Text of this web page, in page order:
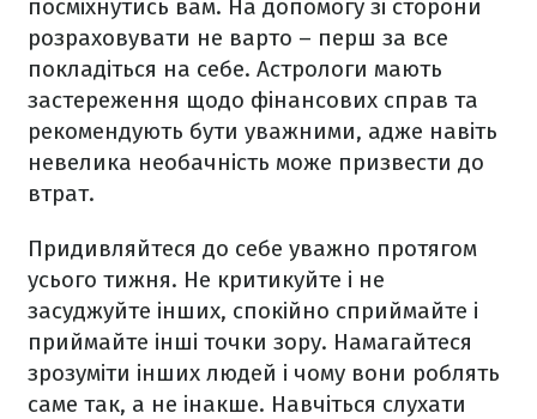
посміхнутись вам. На допомогу зі сторони
розраховувати не варто – перш за все
покладіться на себе. Астрологи мають
застереження щодо фінансових справ та
рекомендують бути уважними, адже навіть
невелика необачність може призвести до
втрат.
Придивляйтеся до себе уважно протягом
усього тижня. Не критикуйте і не
засуджуйте інших, спокійно сприймайте і
приймайте інші точки зору. Намагайтеся
зрозуміти інших людей і чому вони роблять
саме так, а не інакше. Навчіться слухати